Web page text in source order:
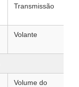
Transmissão
Volante
Volume do